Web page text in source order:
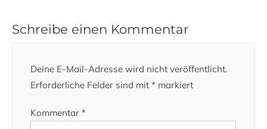
Schreibe einen Kommentar
Deine E-Mail-Adresse wird nicht veröffentlicht.
Erforderliche Felder sind mit * markiert
Kommentar *